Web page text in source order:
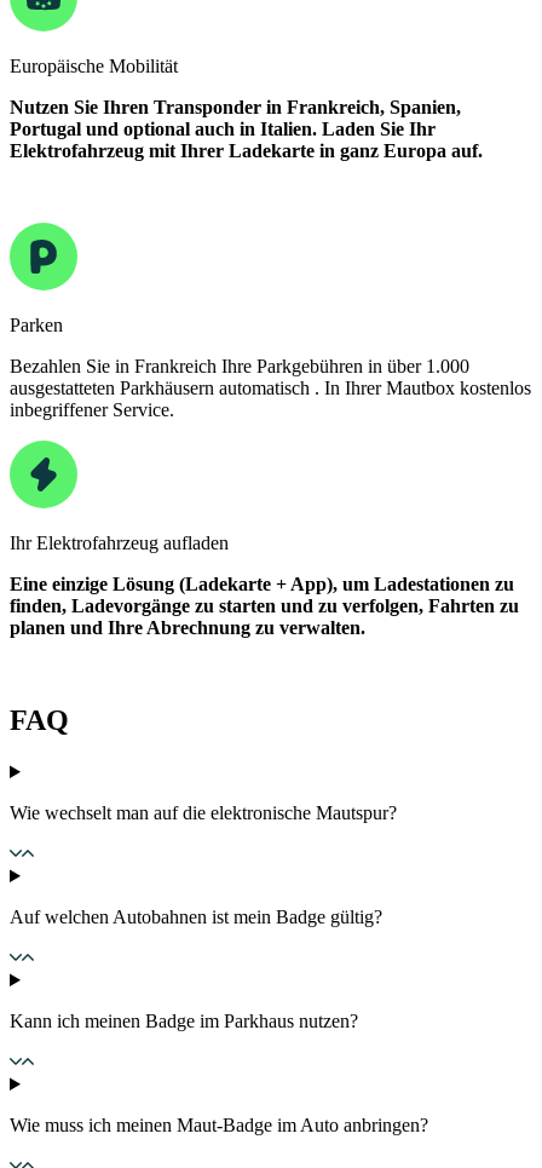
Europäische Mobilität
Nutzen Sie Ihren Transponder in Frankreich, Spanien,
Portugal und optional auch in Italien. Laden Sie Ihr
Elektrofahrzeug mit Ihrer Ladekarte in ganz Europa auf.
Parken
Bezahlen Sie in Frankreich Ihre Parkgebühren in über 1.000
ausgestatteten Parkhäusern automatisch . In Ihrer Mautbox kostenlos
inbegriffener Service.
Ihr Elektrofahrzeug aufladen
Eine einzige Lösung (Ladekarte + App), um Ladestationen zu
finden, Ladevorgänge zu starten und zu verfolgen, Fahrten zu
planen und Ihre Abrechnung zu verwalten.
FAQ
Wie wechselt man auf die elektronische Mautspur?
Auf welchen Autobahnen ist mein Badge gültig?
Kann ich meinen Badge im Parkhaus nutzen?
Wie muss ich meinen Maut-Badge im Auto anbringen?